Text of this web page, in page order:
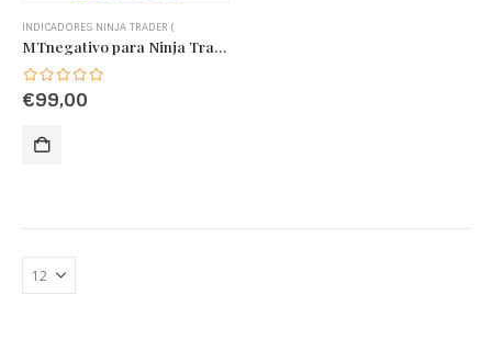
INDICADORES NINJA TRADER (
€99,00